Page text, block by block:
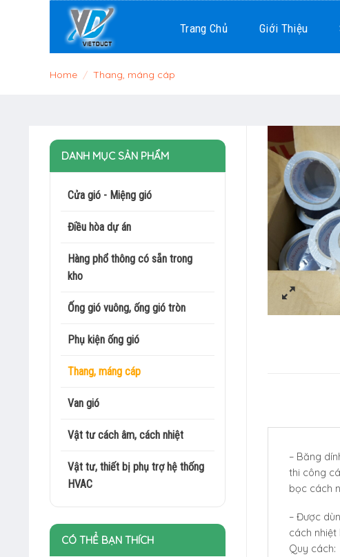
Trang Chủ Giới Thiệu
Home / Thang, máng cáp
DANH MỤC SẢN PHẨM
Cửa gió - Miệng gió
Điều hòa dự án
Hàng phổ thông có sẵn trong
kho
Ống gió vuông, ống gió tròn
Phụ kiện ống gió
Thang, máng cáp
Van gió
Vật tư cách âm, cách nhiệt
Vật tư, thiết bị phụ trợ hệ thống
HVAC
CÓ THỂ BẠN THÍCH
– Băng
thi công
bọc cách
– Được
cách nhiệt
Quy cách: